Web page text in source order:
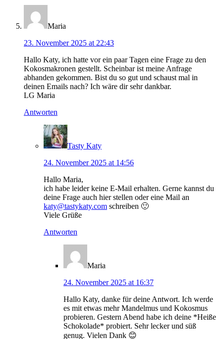
Maria
23. November 2025 at 22:43
Hallo Katy, ich hatte vor ein paar Tagen eine Frage zu den
Kokosmakronen gestellt. Scheinbar ist meine Anfrage
abhanden gekommen. Bist du so gut und schaust mal in
deinen Emails nach? Ich wäre dir sehr dankbar.
LG Maria
Antworten
Tasty Katy
24. November 2025 at 14:56
Hallo Maria,
ich habe leider keine E-Mail erhalten. Gerne kannst du
deine Frage auch hier stellen oder eine Mail an
katy@tastykaty.com schreiben 🙂
Viele Grüße
Antworten
Maria
24. November 2025 at 16:37
Hallo Katy, danke für deine Antwort. Ich werde
es mit etwas mehr Mandelmus und Kokosmus
probieren. Gestern Abend habe ich deine *Heiße
Schokolade* probiert. Sehr lecker und süß
genug. Vielen Dank 😊